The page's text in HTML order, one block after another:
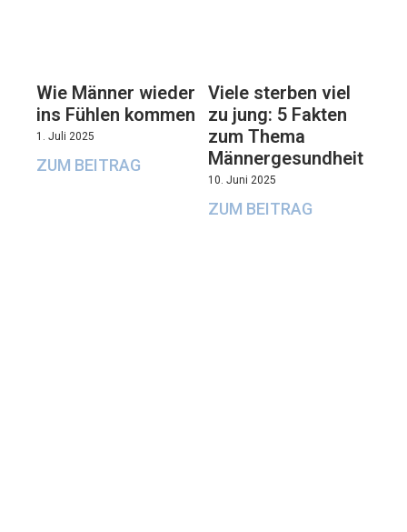
Wie Männer wieder
ins Fühlen kommen
1. Juli 2025
ZUM BEITRAG
Viele sterben viel
zu jung: 5 Fakten
zum Thema
Männergesundheit
10. Juni 2025
ZUM BEITRAG